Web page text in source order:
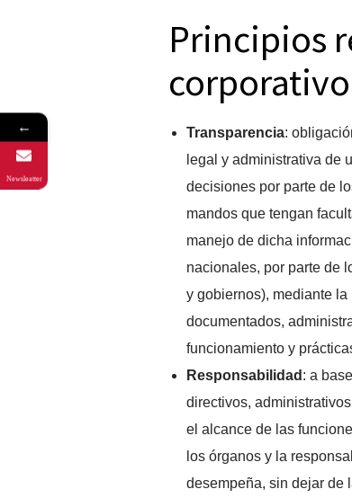
Principios
Transparencia:
legal y administrativa de
decisiones por parte de
mandos que tengan
manejo de dicha
nacionales, por parte de
y gobiernos), mediante
documentados,
funcionamiento y
Responsabilidad : a
directivos,
el alcance de las
los órganos y la
desempeña, sin dejar de
←
Newsleatter